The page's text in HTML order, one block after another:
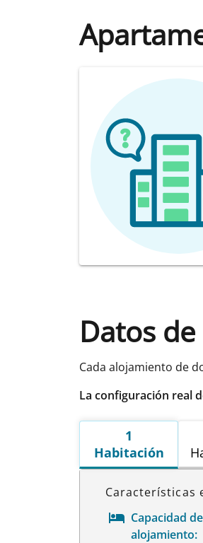
Datos
Cada alojamiento de
La configuración real
1
Habitación
Características
Capacidad
alojamiento: